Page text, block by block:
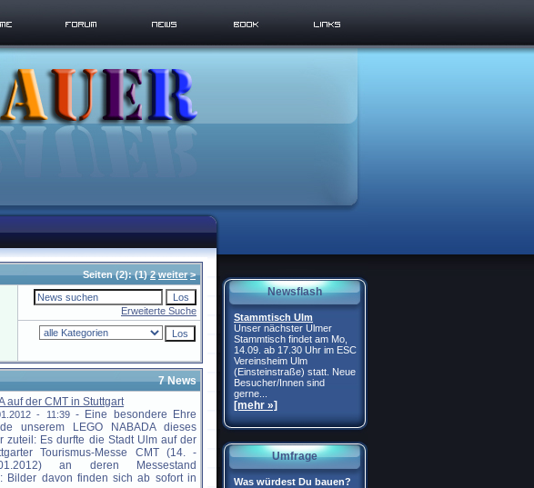
Seiten(2):(1) 2 weiter >
Erweiterte Suche
7 News
auf der CMT in Stuttgart
- 11:39- Eine besondere Ehre
unserem LEGO NABADA dieses
zuteil: Es durfte die Stadt Ulm auf der
Tourismus-Messe CMT (14. -
an deren Messestand
Bilder davon finden sich ab sofort in
Newsflash
Stammtisch Ulm
Unser nächster Ulmer
Stammtisch findet am Mo,
14.09. ab 17.30 Uhr im ESC
Vereinsheim Ulm
(Einsteinstraße) statt. Neue
Besucher/Innen sind
gerne...
[mehr »]
Umfrage
Was würdest Du bauen?